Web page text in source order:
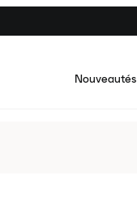
Nouveautés